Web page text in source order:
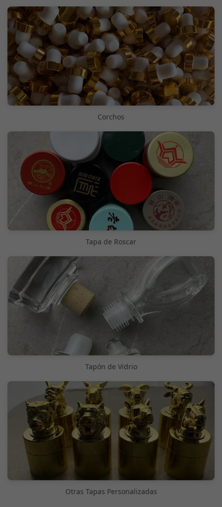
Corchos
Tapa de Roscar
Tapón de Vidrio
Otras Tapas Personalizadas